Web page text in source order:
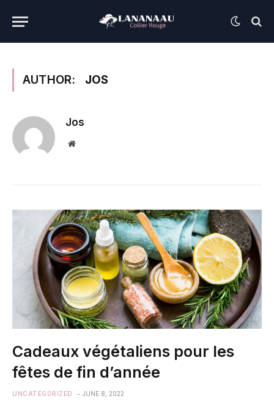
AUTHOR: JOS
Jos
Website
Cadeaux végétaliens pour les
fêtes de fin d’année
UNCATEGORIZED JUNE 8, 2022